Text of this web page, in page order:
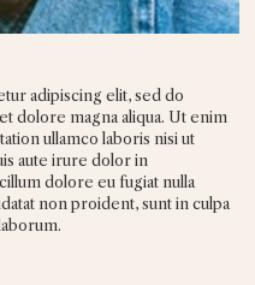
adipiscing elit, sed do
dolore magna aliqua. Ut enim
ullamco laboris nisi ut
aute irure dolor in
dolore eu fugiat nulla
non proident, sunt in culpa